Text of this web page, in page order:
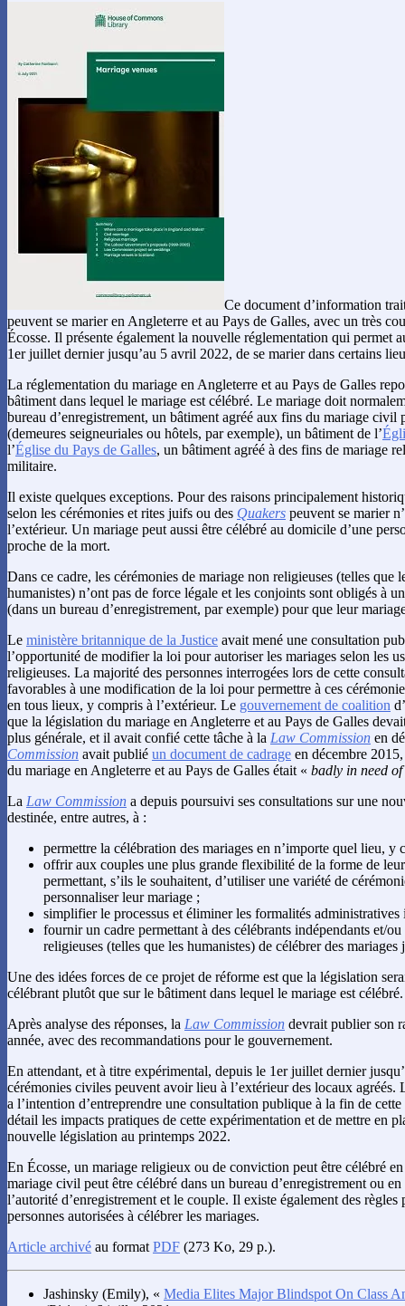
Ce document d’information
peuvent se marier en Angleterre et au Pays de Galles, avec un très
Écosse. Il présente également la nouvelle réglementation qui permet
1er juillet dernier jusqu’au 5 avril 2022, de se marier dans certains
La réglementation du mariage en Angleterre et au Pays de Galles
bâtiment dans lequel le mariage est célébré. Le mariage doit
bureau d’enregistrement, un bâtiment agréé aux fins du mariage civil
(demeures seigneuriales ou hôtels, par exemple), un bâtiment de l’
l’Église du Pays de Galles, un bâtiment agréé à des fins de mariage
militaire.
Il existe quelques exceptions. Pour des raisons principalement
selon les cérémonies et rites juifs ou des Quakers peuvent se marier
l’extérieur. Un mariage peut aussi être célébré au domicile d’une
proche de la mort.
Dans ce cadre, les cérémonies de mariage non religieuses (telles que
humanistes) n’ont pas de force légale et les conjoints sont obligés à
(dans un bureau d’enregistrement, par exemple) pour que leur
Le ministère britannique de la Justice avait mené une consultation
l’opportunité de modifier la loi pour autoriser les mariages selon les
religieuses. La majorité des personnes interrogées lors de cette
favorables à une modification de la loi pour permettre à ces
en tous lieux, y compris à l’extérieur. Le gouvernement de coalition
que la législation du mariage en Angleterre et au Pays de Galles
plus générale, et il avait confié cette tâche à la Law Commission en
Commission avait publié un document de cadrage en décembre
du mariage en Angleterre et au Pays de Galles était « badly in need
La Law Commission a depuis poursuivi ses consultations sur une
destinée, entre autres, à :
permettre la célébration des mariages en n’importe quel lieu, y
offrir aux couples une plus grande flexibilité de la forme de
permettant, s’ils le souhaitent, d’utiliser une variété de
personnaliser leur mariage ;
simplifier le processus et éliminer les formalités administratives
fournir un cadre permettant à des célébrants indépendants et/
religieuses (telles que les humanistes) de célébrer des
Une des idées forces de ce projet de réforme est que la législation
célébrant plutôt que sur le bâtiment dans lequel le mariage est célébré.
Après analyse des réponses, la Law Commission devrait publier son
année, avec des recommandations pour le gouvernement.
En attendant, et à titre expérimental, depuis le 1er juillet dernier
cérémonies civiles peuvent avoir lieu à l’extérieur des locaux agréés.
a l’intention d’entreprendre une consultation publique à la fin de
détail les impacts pratiques de cette expérimentation et de mettre en
nouvelle législation au printemps 2022.
En Écosse, un mariage religieux ou de conviction peut être célébré
mariage civil peut être célébré dans un bureau d’enregistrement ou
l’autorité d’enregistrement et le couple. Il existe également des
personnes autorisées à célébrer les mariages.
Article archivé au format PDF (273 Ko, 29 p.).
Jashinsky (Emily), « Media Elites Major Blindspot On Class